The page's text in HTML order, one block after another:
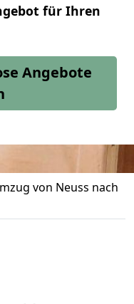
für Ihren
Angebote
von Neuss nach